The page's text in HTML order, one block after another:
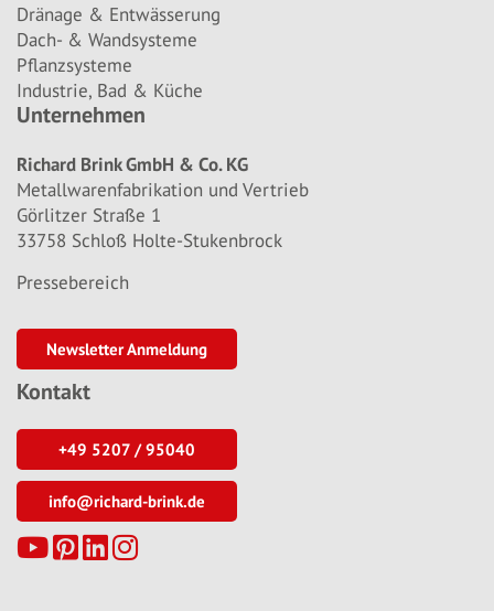
Dränage & Entwässerung
Dach- & Wandsysteme
Pflanzsysteme
Industrie, Bad & Küche
Unternehmen
Richard Brink GmbH & Co. KG
Metallwarenfabrikation und Vertrieb
Görlitzer Straße 1
33758 Schloß Holte-Stukenbrock
Pressebereich
Newsletter Anmeldung
Kontakt
+49 5207 / 95040
info@richard-brink.de